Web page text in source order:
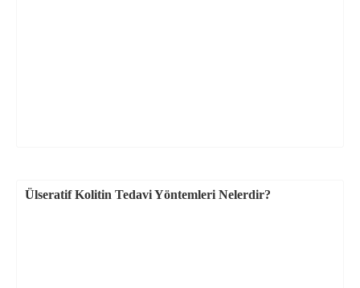
Ülseratif Kolitin Tedavi Yöntemleri Nelerdir?